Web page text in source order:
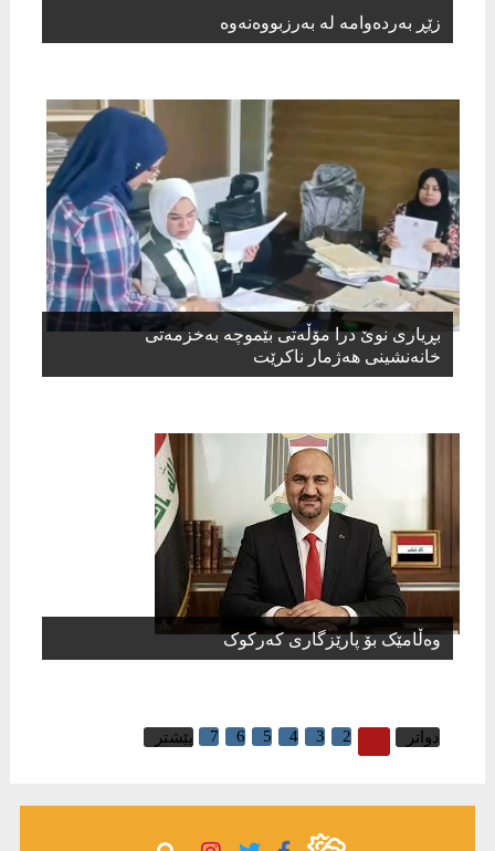
زێڕ بەردەوامە لە بەرزبووەنەوە
بڕیاری نوێ درا مۆڵەتی بێموچە بەخزمەتی
خانەنشینی هەژمار ناکرێت
وەڵامێک بۆ پارێزگاری کەرکوک
دواتر 2
3
4
5
6
7 پێشتر